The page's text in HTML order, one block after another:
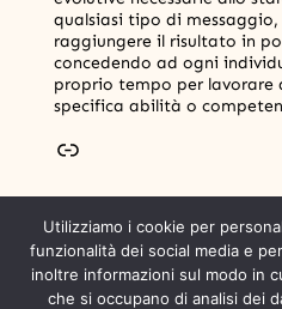
qualsiasi tipo di
raggiungere il risultato in
concedendo ad ogni
proprio tempo per lavorare
specifica abilità o
Chi È
Utilizziamo i cookie per
funzionalità dei social media e
inoltre informazioni sul modo in
che si occupano di analisi dei